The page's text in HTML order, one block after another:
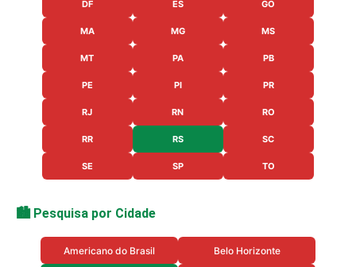
DF ES GO
MA MG MS
MT PA PB
PE PI PR
RJ RN RO
RR RS SC
SE SP TO
🏙️ Pesquisa por Cidade
Americano do Brasil Belo Horizonte